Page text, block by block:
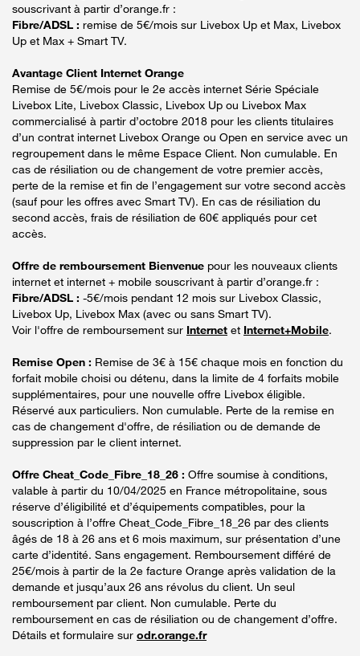
souscrivant à partir d’orange.fr :
Fibre/ADSL : remise de 5€/mois sur Livebox Up et Max, Livebox
Up et Max + Smart TV.
Avantage Client Internet Orange
Remise de 5€/mois pour le 2e accès internet Série Spéciale
Livebox Lite, Livebox Classic, Livebox Up ou Livebox Max
commercialisé à partir d’octobre 2018 pour les clients titulaires
d’un contrat internet Livebox Orange ou Open en service avec un
regroupement dans le même Espace Client. Non cumulable. En
cas de résiliation ou de changement de votre premier accès,
perte de la remise et fin de l’engagement sur votre second accès
(sauf pour les offres avec Smart TV). En cas de résiliation du
second accès, frais de résiliation de 60€ appliqués pour cet
accès.
Offre de remboursement Bienvenue pour les nouveaux clients
internet et internet + mobile souscrivant à partir d’orange.fr :
Fibre/ADSL : -5€/mois pendant 12 mois sur Livebox Classic,
Livebox Up, Livebox Max (avec ou sans Smart TV).
Voir l'offre de remboursement sur Internet et Internet+Mobile.
Remise Open : Remise de 3€ à 15€ chaque mois en fonction du
forfait mobile choisi ou détenu, dans la limite de 4 forfaits mobile
supplémentaires, pour une nouvelle offre Livebox éligible.
Réservé aux particuliers. Non cumulable. Perte de la remise en
cas de changement d'offre, de résiliation ou de demande de
suppression par le client internet.
Offre Cheat_Code_Fibre_18_26 : Offre soumise à conditions,
valable à partir du 10/04/2025 en France métropolitaine, sous
réserve d’éligibilité et d’équipements compatibles, pour la
souscription à l’offre Cheat_Code_Fibre_18_26 par des clients
âgés de 18 à 26 ans et 6 mois maximum, sur présentation d’une
carte d’identité. Sans engagement. Remboursement différé de
25€/mois à partir de la 2e facture Orange après validation de la
demande et jusqu’aux 26 ans révolus du client. Un seul
remboursement par client. Non cumulable. Perte du
remboursement en cas de résiliation ou de changement d’offre.
Détails et formulaire sur odr.orange.fr